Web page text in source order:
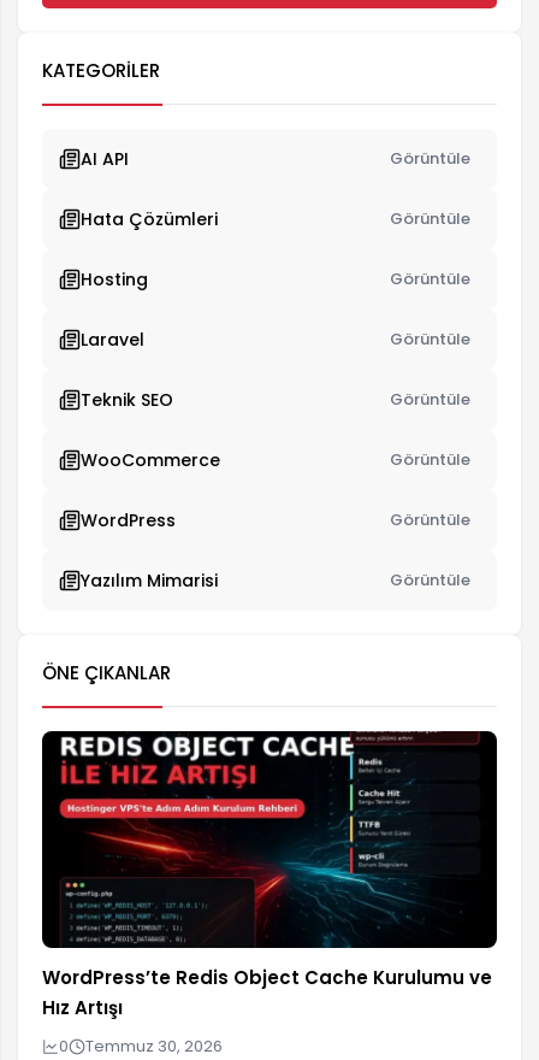
KATEGORILER
AI API Görüntüle
Hata Çözümleri Görüntüle
Hosting Görüntüle
Laravel Görüntüle
Teknik SEO Görüntüle
WooCommerce Görüntüle
WordPress Görüntüle
Yazılım Mimarisi Görüntüle
ÖNE ÇIKANLAR
WordPress’te Redis Object Cache Kurulumu ve
Hız Artışı
0 Temmuz 30, 2026